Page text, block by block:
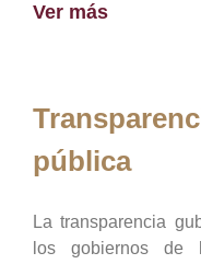
Ver más
pública
La transparencia
los gobiernos de